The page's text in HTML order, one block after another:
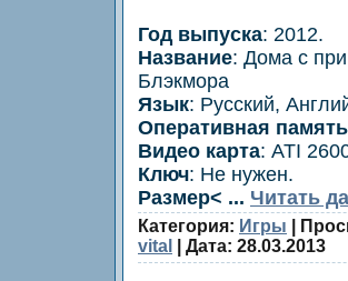
Год выпуска: 2012.
Название: Дома с
Блэкмора
Язык: Русский,
Оперативная память
Видео карта: ATI
Ключ: Не нужен.
Размер< ... Читать
Категория: Игры |
vital
| Дата: 28.03.2013